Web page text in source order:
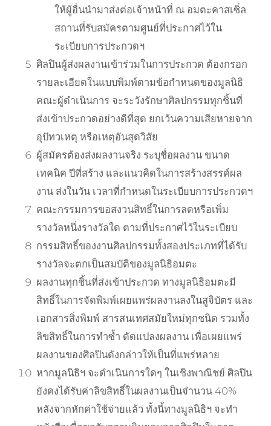
ให้ผู้อื่นนำมาส่งต่อเจ้าหน้าที่ ณ อมตะคาสเซิ่ล
สถานที่รับสมัครตามศูนย์ที่ประกาศไว้ใน
ระเบียบการประกวดฯ
ศิลปินผู้ส่งผลงานเข้าร่วมในการประกวด ต้องกรอก
รายละเอียดในแบบพิมพ์ตามข้อกำหนดของมูลนิธิ
คณะผู้ดำเนินการ จะระวังรักษาศิลปกรรมทุกชิ้นที่
ส่งเข้าประกวดอย่างดีที่สุด ยกเว้นความเสียหายจาก
อุปัทวเหตุ หรือเหตุอันสุดวิสัย
ผู้สมัครต้องส่งผลงานจริง ระบุชื่อผลงาน ขนาด
เทคนิค ปีที่สร้าง และแนวคิดในการสร้างสรรค์ผล
งาน ส่งในวัน เวลาที่กำหนดในระเบียบการประกวดฯ
คณะกรรมการขอสงวนสิทธิ์ในการลดหรือเพิ่ม
รางวัลหนึ่งรางวัลใด ตามที่ประกาศไว้ในระเบียบ
กรรมสิทธิ์ของงานศิลปกรรมทั้งสองประเภทที่ได้รับ
รางวัลจะตกเป็นสมบัติของมูลนิธิอมตะ
ผลงานทุกชิ้นที่ส่งเข้าประกวด ทางมูลนิธิอมตะมี
สิทธิ์ในการจัดพิมพ์เผยแพร่ผลงานลงในสูจิบัตร และ
เอกสารสิ่งพิมพ์ สารสนเทศสมัยใหม่ทุกชนิด รวมทั้ง
ลิขสิทธิ์ในการทำซ้ำ ดัดแปลงผลงาน เพื่อเผยแพร่
ผลงานของศิลปินดังกล่าวให้เป็นที่แพร่หลาย
หากมูลนิธิฯ จะดำเนินการใดๆ ในเชิงพาณิชย์ ศิลปิน
ยังคงได้รับค่าลิขสิทธิ์ในผลงานเป็นจำนวน 40%
หลังจากหักค่าใช้จ่ายแล้ว ทั้งนี้ทางมูลนิธิฯ จะทำ